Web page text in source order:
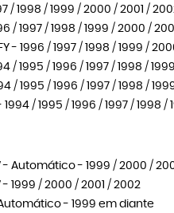
/ 1998 / 1999 / 2000 / 2001 /
/ 1997 / 1998 / 1999 / 2000 / 2001
- 1996 / 1997 / 1998 / 1999 /
/ 1995 / 1996 / 1997 / 1998 /
/ 1995 / 1996 / 1997 / 1998 /
/ 1995 / 1996 / 1997 / 1998
- Automático - 1999 / 2000 /
1999 / 2000 / 2001 / 2002
- 1999 em diante